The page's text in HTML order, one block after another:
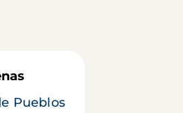
Pueblos